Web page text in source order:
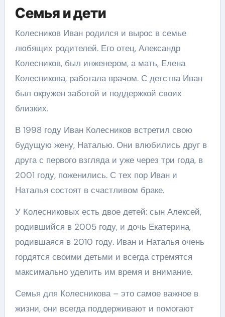
Семья и дети
Колесников Иван родился и вырос в семье
любящих родителей. Его отец, Александр
Колесников, был инженером, а мать, Елена
Колесникова, работала врачом. С детства Иван
был окружен заботой и поддержкой своих
близких.
В 1998 году Иван Колесников встретил свою
будущую жену, Наталью. Они влюбились друг в
друга с первого взгляда и уже через три года, в
2001 году, поженились. С тех пор Иван и
Наталья состоят в счастливом браке.
У Колесниковых есть двое детей: сын Алексей,
родившийся в 2005 году, и дочь Екатерина,
родившаяся в 2010 году. Иван и Наталья очень
гордятся своими детьми и всегда стремятся
максимально уделить им время и внимание.
Семья для Колесникова – это самое важное в
жизни, они всегда поддерживают и помогают